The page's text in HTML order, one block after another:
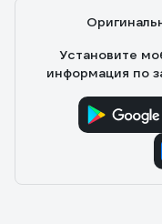
Установите
информация по